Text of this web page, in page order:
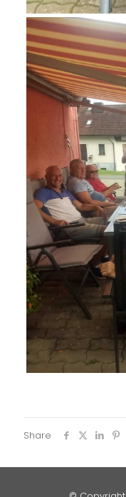
Share